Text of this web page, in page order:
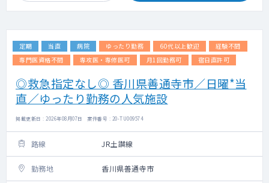
定期 当直 病院 ゆったり勤務 60代以上歓迎
経験不問
専門医資格不問
専攻医・専修医可 月1回勤務可 宿日直許可
◎救急指定なし◎ 香川県善通寺市／日曜*当
直／ゆったり勤務の人気施設
掲載更新日 : 2026年08月07日 案件番号 : 20-TU009574
路線 JR土讃線
勤務地 香川県善通寺市